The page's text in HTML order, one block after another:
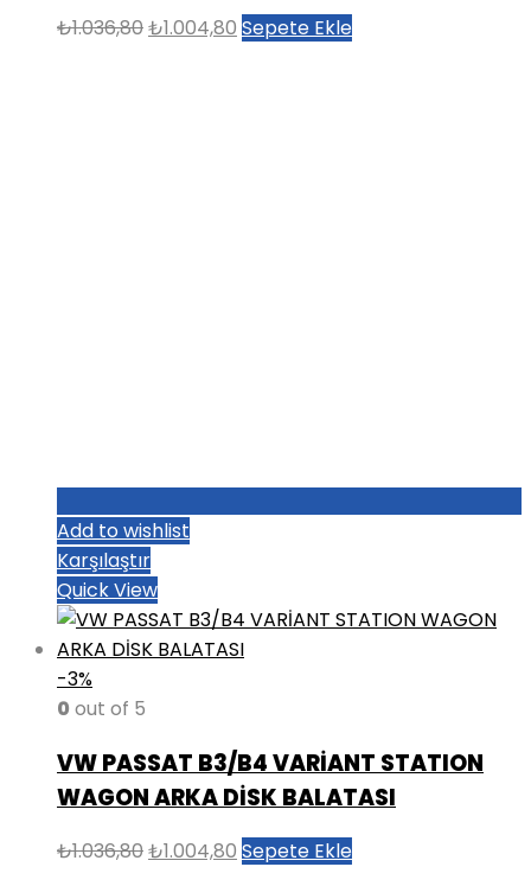
₺1.036,80Orijinal
₺1.004,80 Şu
Sepete Ekle
Add to wishlist
Karşılaştır
Quick View
-3%
0 out of 5
VW PASSAT B3/B4 VARİANT STATION
WAGON ARKA DİSK BALATASI
₺1.036,80Orijinal
₺1.004,80 Şu
Sepete Ekle